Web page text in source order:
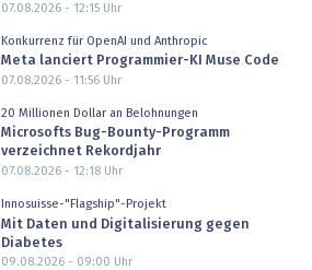
07.08.2026 - 12:15Uhr
Konkurrenz für OpenAI und Anthropic
Meta lanciert Programmier-KI Muse Code
07.08.2026 - 11:56Uhr
20 Millionen Dollar an Belohnungen
Microsofts Bug-Bounty-Programm
verzeichnet Rekordjahr
07.08.2026 - 12:18Uhr
Innosuisse-"Flagship"-Projekt
Mit Daten und Digitalisierung gegen
Diabetes
09.08.2026 - 09:00 Uhr